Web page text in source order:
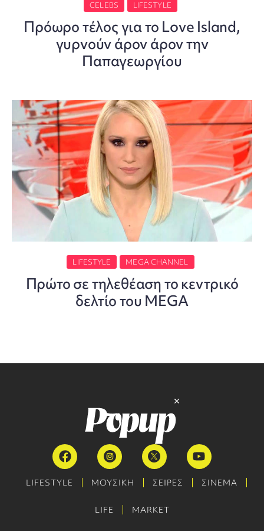
CELEBS LIFESTYLE
Πρόωρο τέλος για το Love Island,
γυρνούν άρον άρον την
Παπαγεωργίου
LIFESTYLE MEGA CHANNEL
Πρώτο σε τηλεθέαση το κεντρικό
δελτίο του MEGA
LIFESTYLE ΜΟΥΣΙΚΗ ΣΕΙΡΕΣ ΣΙΝΕΜΑ
LIFE MARKET